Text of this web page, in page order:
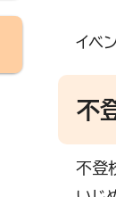
イベ
不
不登